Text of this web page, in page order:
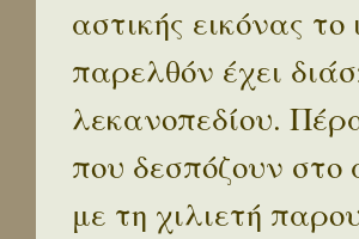
αστικής εικόνας
παρελθόν έχει
λεκανοπεδίου.
που δεσπόζουν στο
με τη χιλιετή